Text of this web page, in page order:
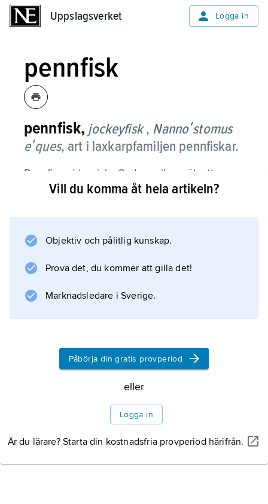
Uppslagsverket Logga in
pennfisk
pennfisk, jockeyfisk , Nannoʹstomus
eʹques, art i laxkarpfamiljen pennfiskar.
Den finns i tropiska Sydamerikas sötvatten
och kan bli 5 cm lång. Den lever i stim,
Vill du komma åt hela artikeln?
Objektiv och pålitlig kunskap.
Prova det, du kommer att gilla det!
Marknadsledare i Sverige.
Påbörja din gratis provperiod
eller
Logga in
Är du lärare? Starta din kostnadsfria provperiod härifrån.